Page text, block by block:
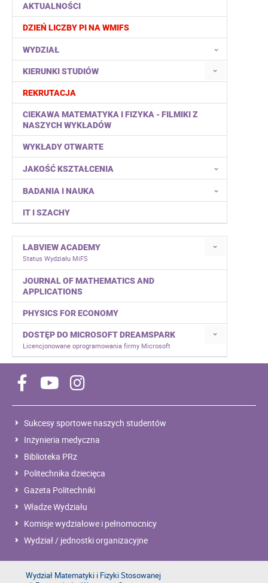
AKTUALNOŚCI
DZIEŃ LICZBY PI NA WMIFS
WYDZIAŁ
KIERUNKI STUDIÓW
REKRUTACJA
CIEKAWA MATEMATYKA I FIZYKA - FILMIKI Z
NASZYCH WYKŁADÓW
WYKŁADY OTWARTE
JAKOŚĆ KSZTAŁCENIA
BADANIA I NAUKA
IT I SZACHY
LABVIEW ACADEMY
Status Wydziału MiFS
JOURNAL OF MATHEMATICS AND
APPLICATIONS
PHYSICS FOR ECONOMY
DOSTĘP DO MICROSOFT DREAMSPARK
Licencjonowane oprogramowania firmy Microsoft
Sukcesy sportowe naszych studentów
Inżynieria medyczna
Biblioteka PRz
Politechnika dziecięca
Gazeta Politechniki
Władze Wydziału
Komisje wydziałowe i pełnomocnicy
Wydział / jednostki organizacyjne
Wydział Matematyki i Fizyki Stosowanej